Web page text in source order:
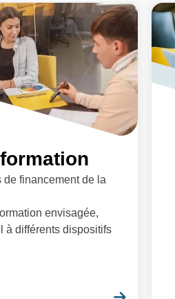
de financement de la
envisagée,
à différents dispositifs